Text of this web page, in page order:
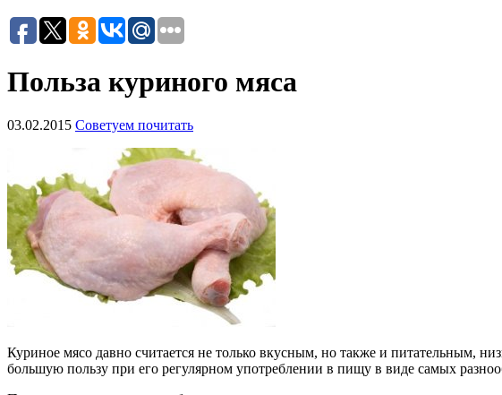
Польза куриного мяса
03.02.2015 Советуем почитать
Куриное мясо давно считается не только вкусным, но также и питательным,
большую пользу при его регулярном употреблении в пищу в виде самых